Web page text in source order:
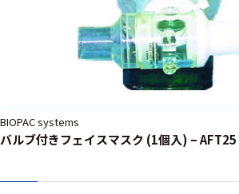
BIOPAC systems
バルブ付きフェイスマスク (1個入) – AFT25